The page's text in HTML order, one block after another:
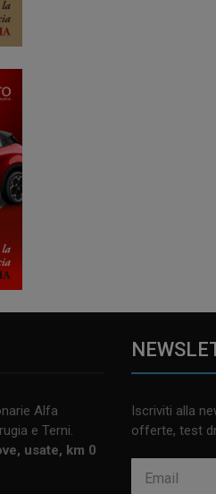
Alfa
e Terni.
usate, km 0
Iscriviti alla
offerte, test